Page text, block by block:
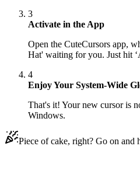
3
Activate in the App
Open the CuteCursors app,
Hat' waiting for you. Just hit
4
Enjoy Your System-Wide
That's it! Your new cursor is
Windows.
Piece of cake, right? Go on and